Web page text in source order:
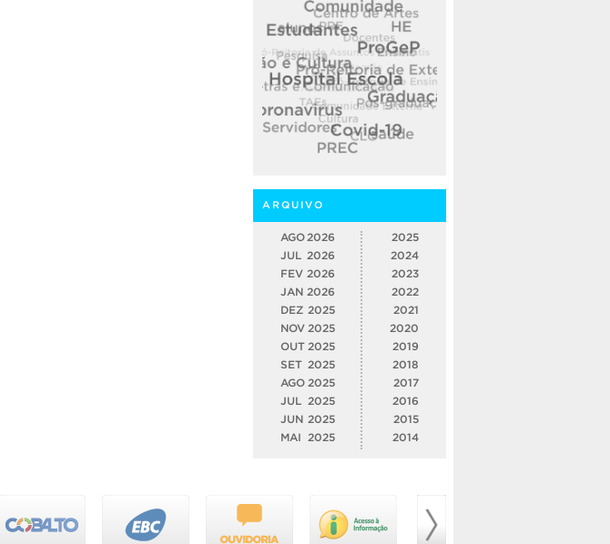
ARQUIVO
AGO 2026
JUL 2026
FEV 2026
JAN 2026
DEZ 2025
NOV 2025
OUT 2025
SET 2025
AGO 2025
JUL
2025
JUN 2025
MAI
2025
2025
2024
2023
2022
2021
2020
2019
2018
2017
2016
2015
2014